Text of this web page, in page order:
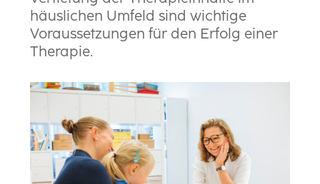
häuslichen Umfeld sind wichtige
Voraussetzungen für den Erfolg einer
Therapie.